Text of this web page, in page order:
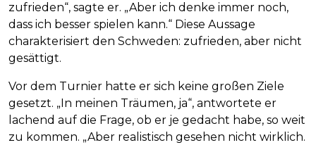
zufrieden“, sagte er. „Aber ich denke immer noch,
dass ich besser spielen kann.“ Diese Aussage
charakterisiert den Schweden: zufrieden, aber nicht
gesättigt.
Vor dem Turnier hatte er sich keine großen Ziele
gesetzt. „In meinen Träumen, ja“, antwortete er
lachend auf die Frage, ob er je gedacht habe, so weit
zu kommen. „Aber realistisch gesehen nicht wirklich.